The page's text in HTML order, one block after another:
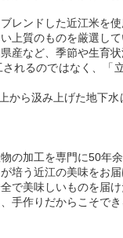
レンドした近江米を使
上質のものを厳選して
産など、季節や生育
れるのではなく、
から汲み上げた地下
の加工を専門に50年余
培う近江の美味をお届
で美味しいものを届
手作りだからこそで